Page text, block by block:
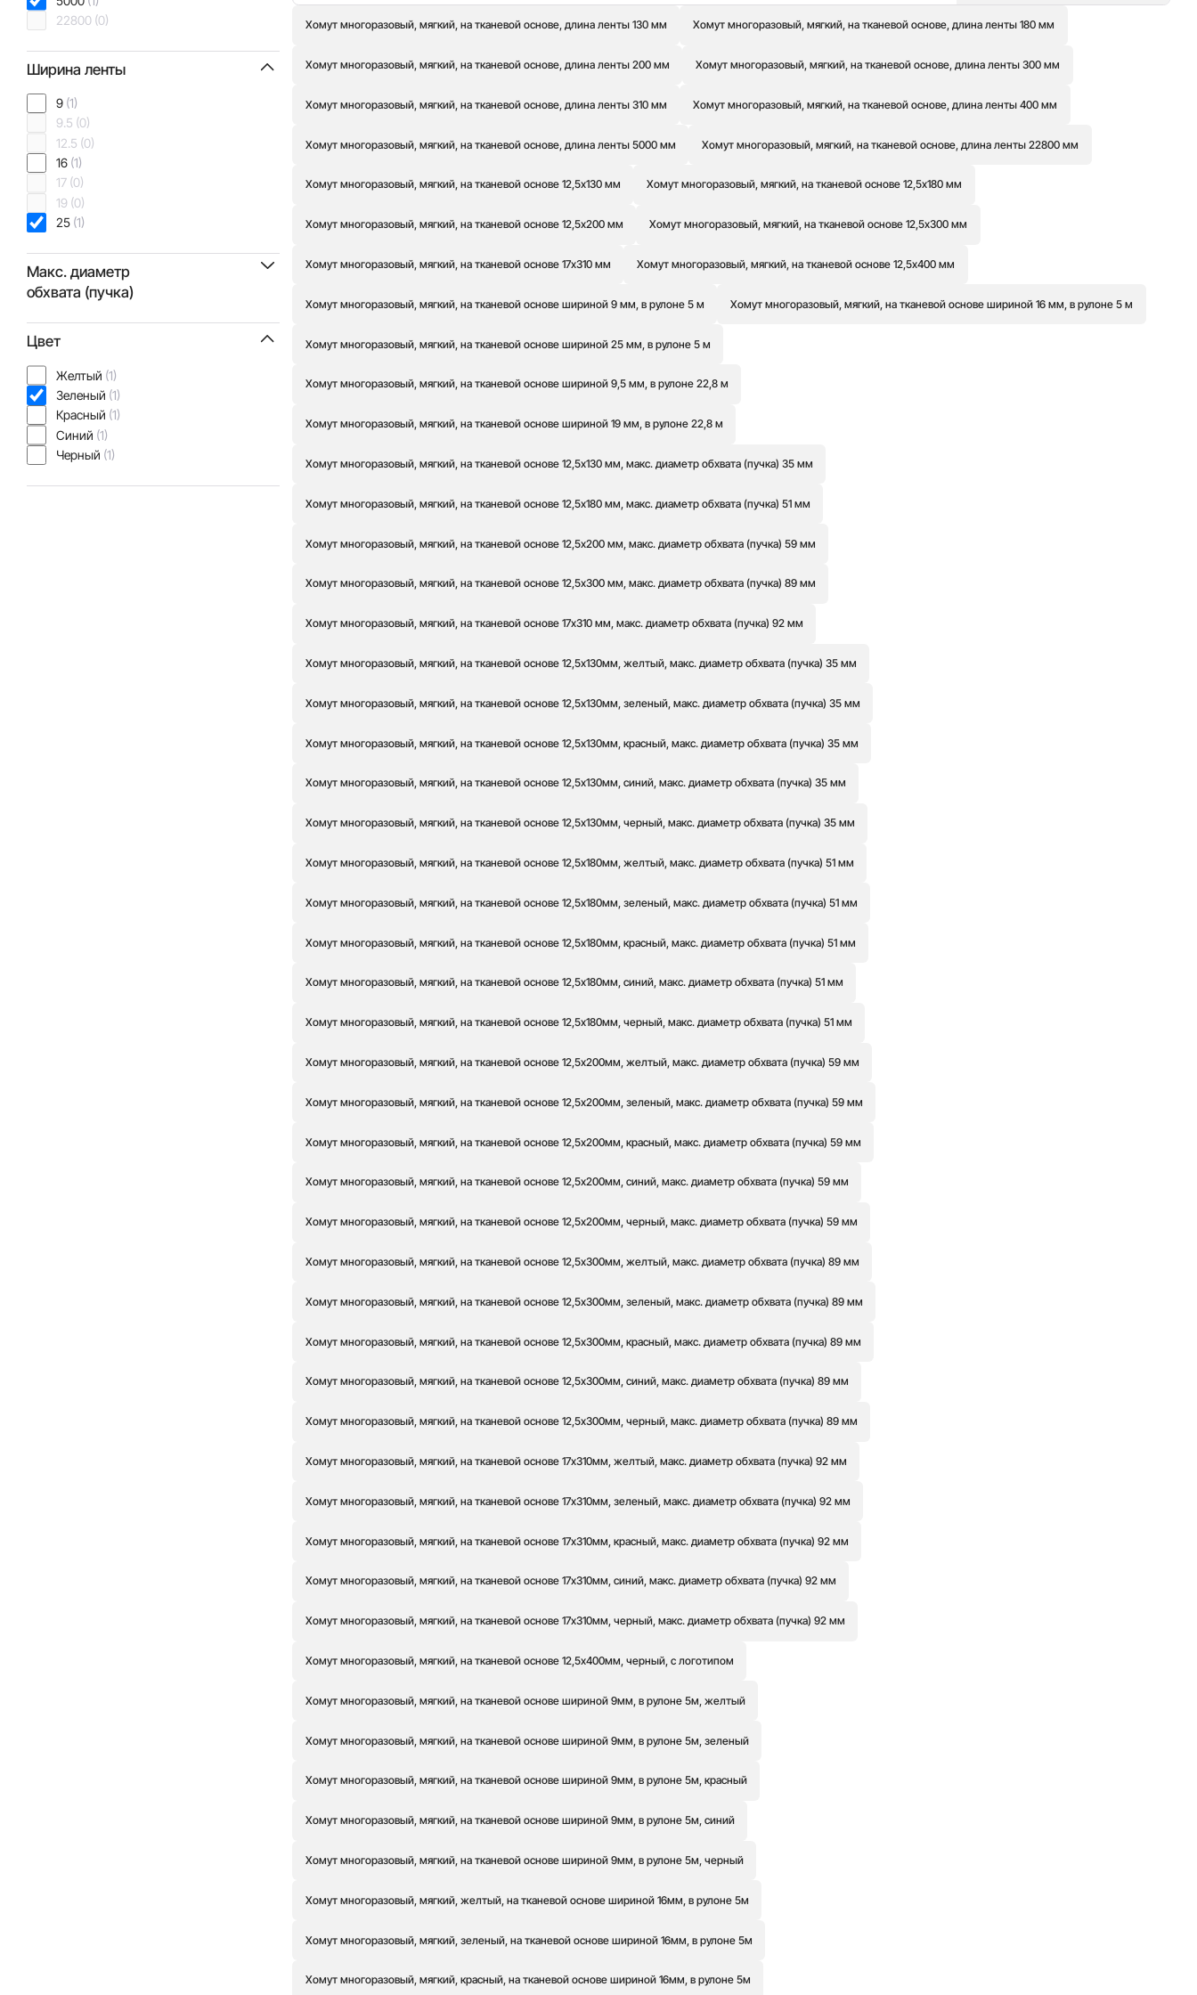
22800 (0)
Ширина ленты
9 (1)
9.5 (0)
12.5 (0)
16 (1)
17 (0)
19 (0)
25 (1)
Макс. диаметр
обхвата (пучка)
35(0)
51
89(0)
92
(0)
Цвет
Желтый (1)
Зеленый (1)
Красный (1)
Синий (1)
Черный (1)
Хомут многоразовый, мягкий, на тканевой основе, длина ленты 130 мм Хомут многоразовый, мягкий, на тканевой основе, длина ленты 180 мм
Хомут многоразовый, мягкий, на тканевой основе, длина ленты 200 мм Хомут многоразовый, мягкий, на тканевой основе, длина ленты 300 мм
Хомут многоразовый, мягкий, на тканевой основе, длина ленты 310 мм Хомут многоразовый, мягкий, на тканевой основе, длина ленты 400 мм
Хомут многоразовый, мягкий, на тканевой основе, длина ленты 5000 мм Хомут многоразовый, мягкий, на тканевой основе, длина ленты 22800 мм
Хомут многоразовый, мягкий, на тканевой основе 12,5х130 мм Хомут многоразовый, мягкий, на тканевой основе 12,5х180 мм
Хомут многоразовый, мягкий, на тканевой основе 12,5х200 мм Хомут многоразовый, мягкий, на тканевой основе 12,5х300 мм
Хомут многоразовый, мягкий, на тканевой основе 17х310 мм Хомут многоразовый, мягкий, на тканевой основе 12,5х400 мм
Хомут многоразовый, мягкий, на тканевой основе шириной 9 мм, в рулоне 5 м Хомут многоразовый, мягкий, на тканевой основе шириной 16 мм, в рулоне 5 м
Хомут многоразовый, мягкий, на тканевой основе шириной 25 мм, в рулоне 5 м
Хомут многоразовый, мягкий, на тканевой основе шириной 9,5 мм, в рулоне 22,8 м
Хомут многоразовый, мягкий, на тканевой основе шириной 19 мм, в рулоне 22,8 м
Хомут многоразовый, мягкий, на тканевой основе 12,5х130 мм, макс. диаметр обхвата (пучка) 35 мм
Хомут многоразовый, мягкий, на тканевой основе 12,5х180 мм, макс. диаметр обхвата (пучка) 51 мм
Хомут многоразовый, мягкий, на тканевой основе 12,5х200 мм, макс. диаметр обхвата (пучка) 59 мм
Хомут многоразовый, мягкий, на тканевой основе 12,5х300 мм, макс. диаметр обхвата (пучка) 89 мм
Хомут многоразовый, мягкий, на тканевой основе 17х310 мм, макс. диаметр обхвата (пучка) 92 мм
Хомут многоразовый, мягкий, на тканевой основе 12,5х130мм, желтый, макс. диаметр обхвата (пучка) 35 мм
Хомут многоразовый, мягкий, на тканевой основе 12,5х130мм, зеленый, макс. диаметр обхвата (пучка) 35 мм
Хомут многоразовый, мягкий, на тканевой основе 12,5х130мм, красный, макс. диаметр обхвата (пучка) 35 мм
Хомут многоразовый, мягкий, на тканевой основе 12,5х130мм, синий, макс. диаметр обхвата (пучка) 35 мм
Хомут многоразовый, мягкий, на тканевой основе 12,5х130мм, черный, макс. диаметр обхвата (пучка) 35 мм
Хомут многоразовый, мягкий, на тканевой основе 12,5х180мм, желтый, макс. диаметр обхвата (пучка) 51 мм
Хомут многоразовый, мягкий, на тканевой основе 12,5х180мм, зеленый, макс. диаметр обхвата (пучка) 51 мм
Хомут многоразовый, мягкий, на тканевой основе 12,5х180мм, красный, макс. диаметр обхвата (пучка) 51 мм
Хомут многоразовый, мягкий, на тканевой основе 12,5х180мм, синий, макс. диаметр обхвата (пучка) 51 мм
Хомут многоразовый, мягкий, на тканевой основе 12,5х180мм, черный, макс. диаметр обхвата (пучка) 51 мм
Хомут многоразовый, мягкий, на тканевой основе 12,5х200мм, желтый, макс. диаметр обхвата (пучка) 59 мм
Хомут многоразовый, мягкий, на тканевой основе 12,5х200мм, зеленый, макс. диаметр обхвата (пучка) 59 мм
Хомут многоразовый, мягкий, на тканевой основе 12,5х200мм, красный, макс. диаметр обхвата (пучка) 59 мм
Хомут многоразовый, мягкий, на тканевой основе 12,5х200мм, синий, макс. диаметр обхвата (пучка) 59 мм
Хомут многоразовый, мягкий, на тканевой основе 12,5х200мм, черный, макс. диаметр обхвата (пучка) 59 мм
Хомут многоразовый, мягкий, на тканевой основе 12,5х300мм, желтый, макс. диаметр обхвата (пучка) 89 мм
Хомут многоразовый, мягкий, на тканевой основе 12,5х300мм, зеленый, макс. диаметр обхвата (пучка) 89 мм
Хомут многоразовый, мягкий, на тканевой основе 12,5х300мм, красный, макс. диаметр обхвата (пучка) 89 мм
Хомут многоразовый, мягкий, на тканевой основе 12,5х300мм, синий, макс. диаметр обхвата (пучка) 89 мм
Хомут многоразовый, мягкий, на тканевой основе 12,5х300мм, черный, макс. диаметр обхвата (пучка) 89 мм
Хомут многоразовый, мягкий, на тканевой основе 17х310мм, желтый, макс. диаметр обхвата (пучка) 92 мм
Хомут многоразовый, мягкий, на тканевой основе 17х310мм, зеленый, макс. диаметр обхвата (пучка) 92 мм
Хомут многоразовый, мягкий, на тканевой основе 17х310мм, красный, макс. диаметр обхвата (пучка) 92 мм
Хомут многоразовый, мягкий, на тканевой основе 17х310мм, синий, макс. диаметр обхвата (пучка) 92 мм
Хомут многоразовый, мягкий, на тканевой основе 17х310мм, черный, макс. диаметр обхвата (пучка) 92 мм
Хомут многоразовый, мягкий, на тканевой основе 12,5х400мм, черный, с логотипом
Хомут многоразовый, мягкий, на тканевой основе шириной 9мм, в рулоне 5м, желтый
Хомут многоразовый, мягкий, на тканевой основе шириной 9мм, в рулоне 5м, зеленый
Хомут многоразовый, мягкий, на тканевой основе шириной 9мм, в рулоне 5м, красный
Хомут многоразовый, мягкий, на тканевой основе шириной 9мм, в рулоне 5м, синий
Хомут многоразовый, мягкий, на тканевой основе шириной 9мм, в рулоне 5м, черный
Хомут многоразовый, мягкий, желтый, на тканевой основе шириной 16мм, в рулоне 5м
Хомут многоразовый, мягкий, зеленый, на тканевой основе шириной 16мм, в рулоне 5м
Хомут многоразовый, мягкий, красный, на тканевой основе шириной 16мм, в рулоне 5м